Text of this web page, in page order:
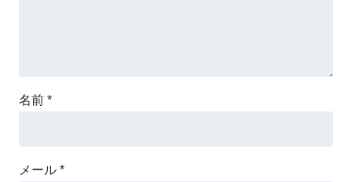
名前 *
メール *